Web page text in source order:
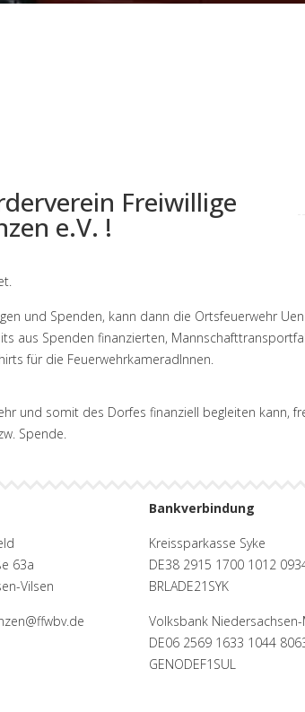
Freiwillige
e.V. !
und Spenden, kann dann die Ortsfeuerwehr
aus Spenden finanzierten,
für die FeuerwehrkameradInnen.
und somit des Dorfes finanziell begleiten kann,
Spende.
63a
Vilsen
Bankverbindung
Kreissparkasse Syke
DE38 2915 1700 1012
BRLADE21SYK
Volksbank
DE06 2569 1633 1044
GENODEF1SUL